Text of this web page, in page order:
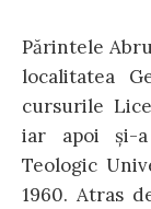
Părintele
localitatea
cursurile
iar apoi și-
Teologic
1960. Atras